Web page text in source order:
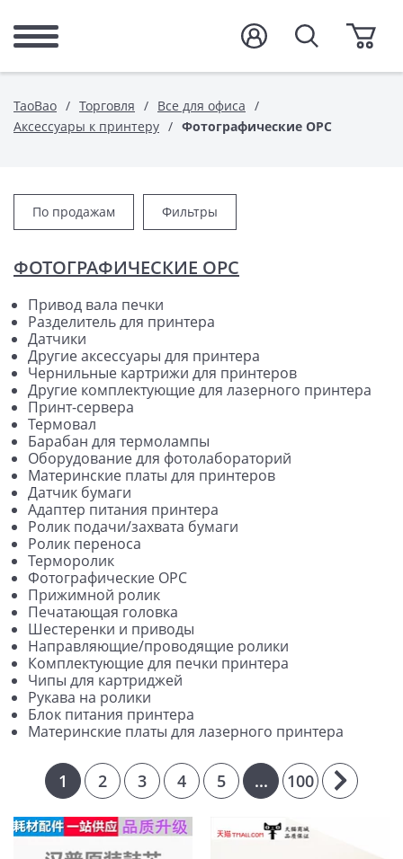
TaoBao Торговля
Все для офиса
Аксессуары к принтеру
Фотографические OPC
По продажам Фильтры
ФОТОГРАФИЧЕСКИЕ OPC
Привод вала печки
Разделитель для принтера
Датчики
Другие аксессуары для принтера
Чернильные картрижи для принтеров
Другие комплектующие для лазерного принтера
Принт-сервера
Термовал
Барабан для термолампы
Оборудование для фотолабораторий
Материнские платы для принтеров
Датчик бумаги
Адаптер питания принтера
Ролик подачи/захвата бумаги
Ролик переноса
Терморолик
Фотографические OPC
Прижимной ролик
Печатающая головка
Шестеренки и приводы
Направляющие/проводящие ролики
Комплектующие для печки принтера
Чипы для картриджей
Рукава на ролики
Блок питания принтера
Материнские платы для лазерного принтера
1 2 3 4 5 ... 100